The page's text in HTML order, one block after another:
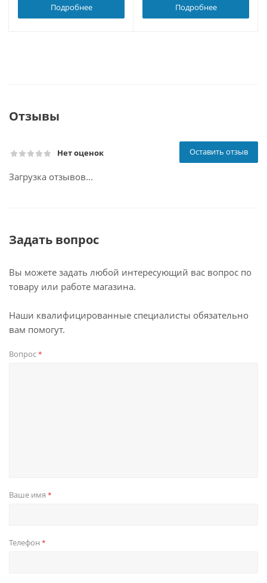
Подробнее Подробнее
Отзывы
Нет оценок Оставить отзыв
Загрузка отзывов...
Задать вопрос
Вы можете задать любой интересующий вас вопрос по
товару или работе магазина.
Наши квалифицированные специалисты обязательно
вам помогут.
Вопрос*
Ваше имя *
Телефон *